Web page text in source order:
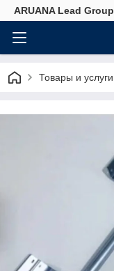
ARUANA Lead Group
Товары и услуги